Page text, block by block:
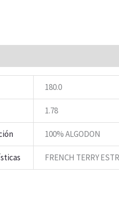
180.0
1.78
100% ALGODON
FRENCH TERRY